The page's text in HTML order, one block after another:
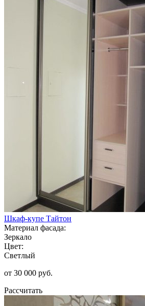
Шкаф-купе Тайтон
Материал фасада:
Зеркало
Цвет:
Светлый
от 30 000 руб.
Рассчитать